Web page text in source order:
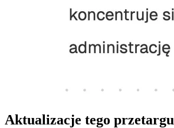
Aktualizacje tego przetargu